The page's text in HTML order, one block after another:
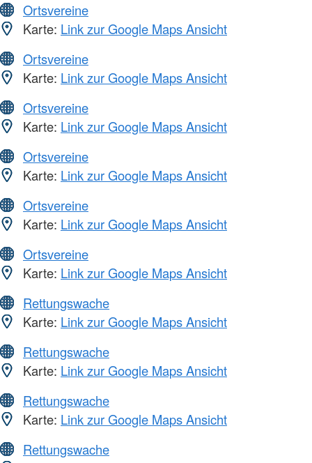
Ortsvereine
Karte: Link zur Google Maps Ansicht
Ortsvereine
Karte: Link zur Google Maps Ansicht
Ortsvereine
Karte: Link zur Google Maps Ansicht
Ortsvereine
Karte: Link zur Google Maps Ansicht
Ortsvereine
Karte: Link zur Google Maps Ansicht
Ortsvereine
Karte: Link zur Google Maps Ansicht
Rettungswache
Karte: Link zur Google Maps Ansicht
Rettungswache
Karte: Link zur Google Maps Ansicht
Rettungswache
Karte: Link zur Google Maps Ansicht
Rettungswache